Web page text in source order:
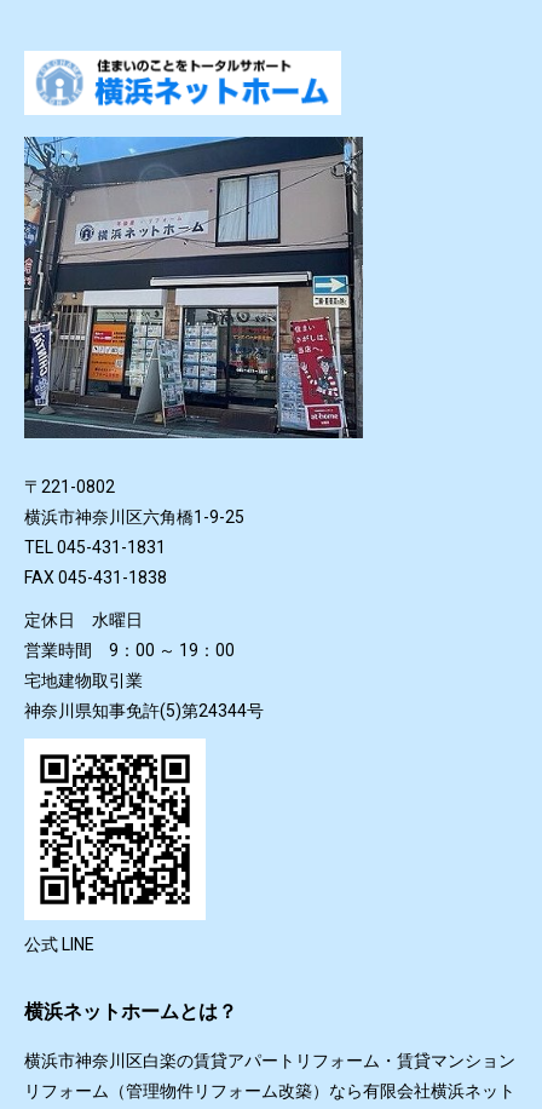
〒221-0802
横浜市神奈川区六角橋1-9-25
TEL 045-431-1831
FAX 045-431-1838
定休日 水曜日
営業時間 9：00 ～ 19：00
宅地建物取引業
神奈川県知事免許(5)第24344号
公式 LINE
横浜ネットホームとは？
横浜市神奈川区白楽の賃貸アパートリフォーム・賃貸マンション
リフォーム（管理物件リフォーム改築）なら有限会社横浜ネット